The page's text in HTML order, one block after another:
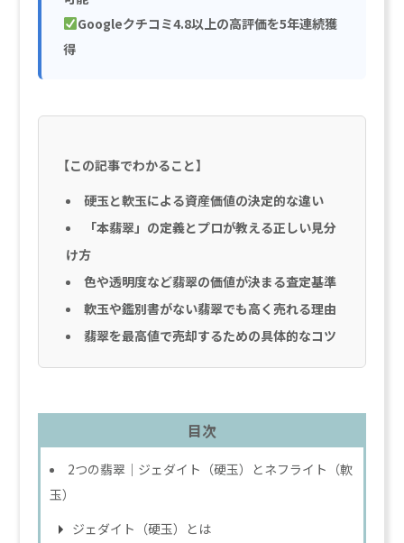
Googleクチコミ4.8以上の高評価を5年連続獲
得
【この記事でわかること】
硬玉と軟玉による資産価値の決定的な違い
「本翡翠」の定義とプロが教える正しい見分
け方
色や透明度など翡翠の価値が決まる査定基準
軟玉や鑑別書がない翡翠でも高く売れる理由
翡翠を最高値で売却するための具体的なコツ
目次
2つの翡翠｜ジェダイト（硬玉）とネフライト（軟
玉）
ジェダイト（硬玉）とは